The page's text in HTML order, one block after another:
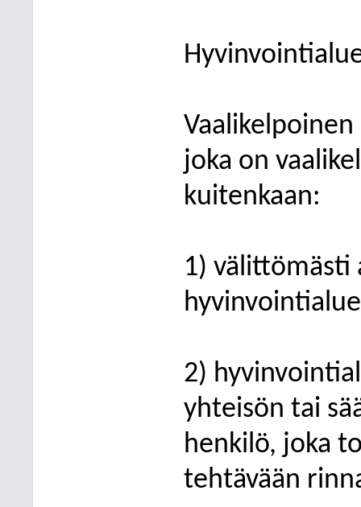
joka on
kuitenkaan:
1) välittömästi
2)
yhteisön tai
henkilö, joka
tehtävään